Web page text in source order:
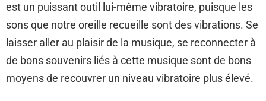
est un puissant outil lui-même vibratoire, puisque les
sons que notre oreille recueille sont des vibrations. Se
laisser aller au plaisir de la musique, se reconnecter à
de bons souvenirs liés à cette musique sont de bons
moyens de recouvrer un niveau vibratoire plus élevé.